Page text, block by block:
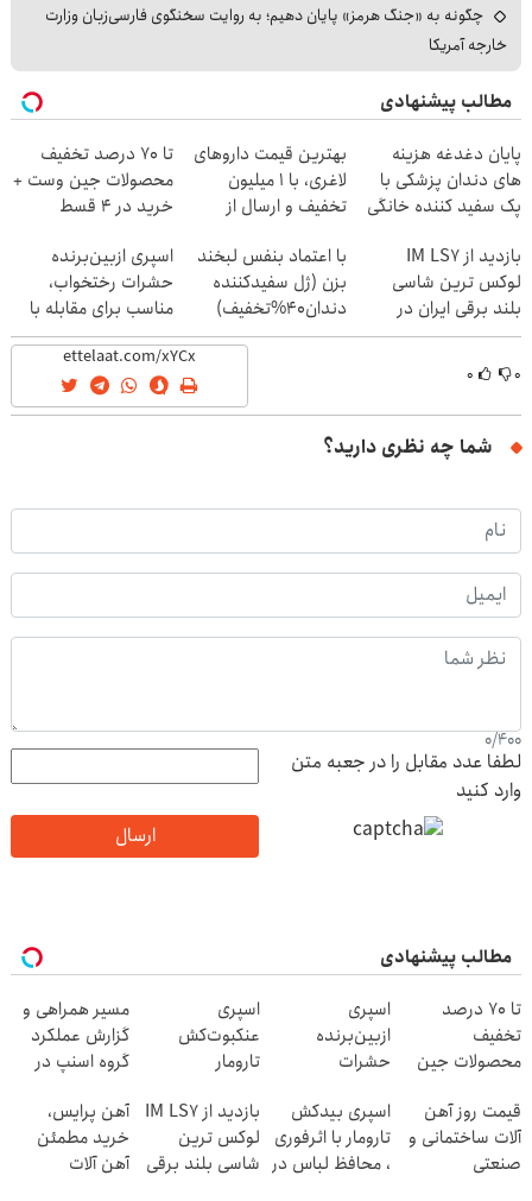
چگونه به «جنگ هرمز» پایان دهیم؛ به روایت سخنگوی فارسی‌زبان وزارت
خارجه آمریکا
مطالب پیشنهادی
پایان دغدغه هزینه
های دندان پزشکی با
پک سفید کننده خانگی
بهترین قیمت داروهای
لاغری، با ۱ میلیون
تخفیف و ارسال از
تا 70 درصد تخفیف
محصولات جین وست +
خرید در 4 قسط
بازدید از IM LS7
لوکس ترین شاسی
بلند برقی ایران در
باشگاه انقلاب
با اعتماد بنفس لبخند
بزن (ژل سفیدکننده
دندان40%تخفیف)
اسپری ازبین‌برنده
حشرات رختخواب،
مناسب برای مقابله با
انواع ساس
۰ ۰
شما چه نظری دارید؟
0/400
لطفا عدد مقابل را در جعبه متن
وارد کنید
ارسال
مطالب پیشنهادی
تا 70 درصد
تخفیف
محصولات جین
4 قسط
اسپری
ازبین‌برنده
حشرات
مناسب برای
مقابله با انواع
ساس
اسپری
عنکبوت‌‌کش
تارومار
عنکبوت
مسیر همراهی و
گزارش عملکرد
گروه اسنپ در
قیمت روز آهن
آلات ساختمانی و
صنعتی
اسپری بیدکش
تارومار با اثرفوری
، محافظ لباس در
بازدید از IM LS7
لوکس ترین
شاسی بلند برقی
آهن پرایس،
خرید مطمئن
آهن آلات